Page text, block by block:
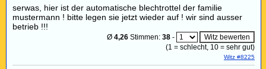
serwas, hier ist der automatische blechtrottel der familie
mustermann ! bitte legen sie jetzt wieder auf ! wir sind ausser
betrieb !!!
Ø 4,26 Stimmen: 38 -
(1 = schlecht, 10 = sehr gut)
Witz #8225